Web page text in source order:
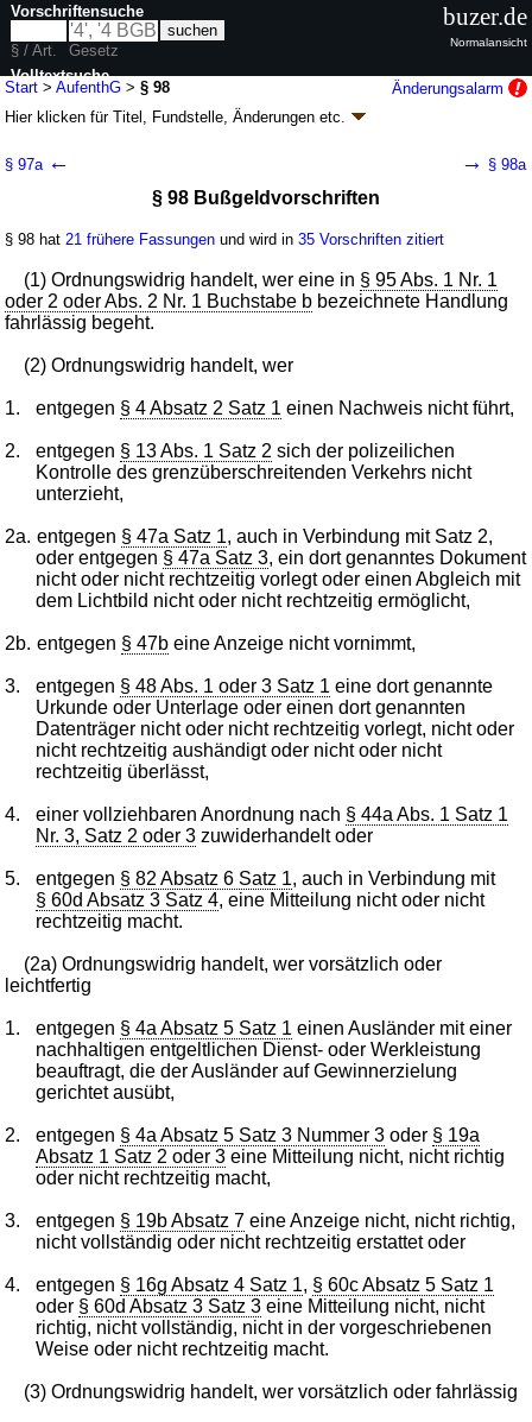
Start >AufenthG >§ 98
Änderungsalarm
Hier klicken fürTitel, Fundstelle, Änderungen etc.
G. v. 22.07.2026 BGBl. 2026 I Nr. 222
136 weitere Fassungen | Drucksachen / Entwurf / Begründung
Kapitel 9 Straf- und Bußgeldvorschriften
§ 97a ← → § 98a
§ 98 Bußgeldvorschriften
§ 98 hat 21 frühere Fassungen und wird in35 Vorschriften zitiert
(1) Ordnungswidrig handelt, wer eine in § 95 Abs. 1 Nr. 1
oder 2 oder Abs. 2 Nr. 1 Buchstabe b bezeichnete Handlung
fahrlässig begeht.
(2) Ordnungswidrig handelt, wer
1. entgegen § 4 Absatz 2 Satz 1 einen Nachweis nicht führt,
2. entgegen § 13 Abs. 1 Satz 2 sich der polizeilichen
Kontrolle des grenzüberschreitenden Verkehrs nicht
unterzieht,
2a. entgegen § 47a Satz 1, auch in Verbindung mit Satz 2,
oder entgegen § 47a Satz 3, ein dort genanntes Dokument
nicht oder nicht rechtzeitig vorlegt oder einen Abgleich mit
dem Lichtbild nicht oder nicht rechtzeitig ermöglicht,
2b. entgegen § 47b eine Anzeige nicht vornimmt,
3. entgegen § 48 Abs. 1 oder 3 Satz 1 eine dort genannte
Urkunde oder Unterlage oder einen dort genannten
Datenträger nicht oder nicht rechtzeitig vorlegt, nicht oder
nicht rechtzeitig aushändigt oder nicht oder nicht
rechtzeitig überlässt,
4. einer vollziehbaren Anordnung nach § 44a Abs. 1 Satz 1
Nr. 3, Satz 2 oder 3 zuwiderhandelt oder
5. entgegen § 82 Absatz 6 Satz 1, auch in Verbindung mit
§ 60d Absatz 3 Satz 4, eine Mitteilung nicht oder nicht
rechtzeitig macht.
(2a) Ordnungswidrig handelt, wer vorsätzlich oder
leichtfertig
1. entgegen § 4a Absatz 5 Satz 1 einen Ausländer mit einer
nachhaltigen entgeltlichen Dienst- oder Werkleistung
beauftragt, die der Ausländer auf Gewinnerzielung
gerichtet ausübt,
2. entgegen § 4a Absatz 5 Satz 3 Nummer 3 oder § 19a
Absatz 1 Satz 2 oder 3 eine Mitteilung nicht, nicht richtig
oder nicht rechtzeitig macht,
3. entgegen § 19b Absatz 7 eine Anzeige nicht, nicht richtig,
nicht vollständig oder nicht rechtzeitig erstattet oder
4. entgegen § 16g Absatz 4 Satz 1, § 60c Absatz 5 Satz 1
oder § 60d Absatz 3 Satz 3 eine Mitteilung nicht, nicht
richtig, nicht vollständig, nicht in der vorgeschriebenen
Weise oder nicht rechtzeitig macht.
(3) Ordnungswidrig handelt, wer vorsätzlich oder fahrlässig
Vorschriftensuche
§ / Art.
Gesetz
Volltextsuche
nur in AufenthG
buzer.de
Normalansicht